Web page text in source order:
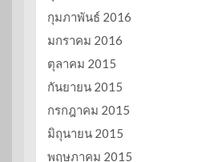
กุมภาพันธ์ 2016
มกราคม 2016
ตุลาคม 2015
กันยายน 2015
กรกฎาคม 2015
มิถุนายน 2015
พฤษภาคม 2015